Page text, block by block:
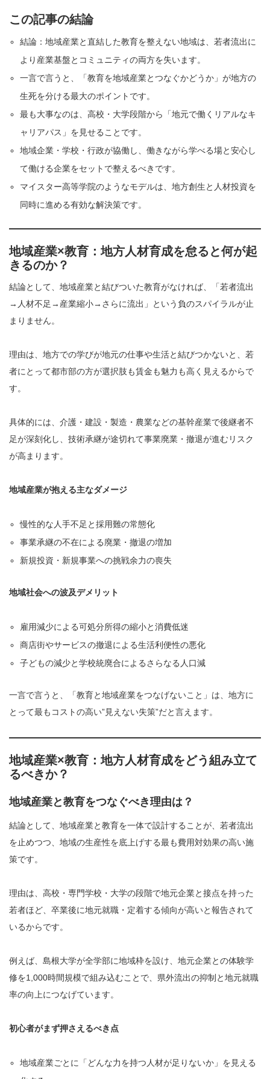
この記事の結論
結論：地域産業と直結した教育を整えない地域は、若者流出に
より産業基盤とコミュニティの両方を失います。
一言で言うと、「教育を地域産業とつなぐかどうか」が地方の
生死を分ける最大のポイントです。
最も大事なのは、高校・大学段階から「地元で働くリアルなキ
ャリアパス」を見せることです。
地域企業・学校・行政が協働し、働きながら学べる場と安心し
て働ける企業をセットで整えるべきです。
マイスター高等学院のようなモデルは、地方創生と人材投資を
同時に進める有効な解決策です。
地域産業×教育：地方人材育成を怠ると何が起
きるのか？
結論として、地域産業と結びついた教育がなければ、「若者流出
→人材不足→産業縮小→さらに流出」という負のスパイラルが止
まりません。
理由は、地方での学びが地元の仕事や生活と結びつかないと、若
者にとって都市部の方が選択肢も賃金も魅力も高く見えるからで
す。
具体的には、介護・建設・製造・農業などの基幹産業で後継者不
足が深刻化し、技術承継が途切れて事業廃業・撤退が進むリスク
が高まります。
地域産業が抱える主なダメージ
慢性的な人手不足と採用難の常態化
事業承継の不在による廃業・撤退の増加
新規投資・新規事業への挑戦余力の喪失
地域社会への波及デメリット
雇用減少による可処分所得の縮小と消費低迷
商店街やサービスの撤退による生活利便性の悪化
子どもの減少と学校統廃合によるさらなる人口減
一言で言うと、「教育と地域産業をつなげないこと」は、地方に
とって最もコストの高い”見えない失策”だと言えます。
地域産業×教育：地方人材育成をどう組み立て
るべきか？
地域産業と教育をつなぐべき理由は？
結論として、地域産業と教育を一体で設計することが、若者流出
を止めつつ、地域の生産性を底上げする最も費用対効果の高い施
策です。
理由は、高校・専門学校・大学の段階で地元企業と接点を持った
若者ほど、卒業後に地元就職・定着する傾向が高いと報告されて
いるからです。
例えば、島根大学が全学部に地域枠を設け、地元企業との体験学
修を1,000時間規模で組み込むことで、県外流出の抑制と地元就職
率の向上につなげています。
初心者がまず押さえるべき点
地域産業ごとに「どんな力を持つ人材が足りないか」を見える